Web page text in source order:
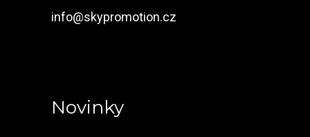
info@skypromotion.cz
Novinky